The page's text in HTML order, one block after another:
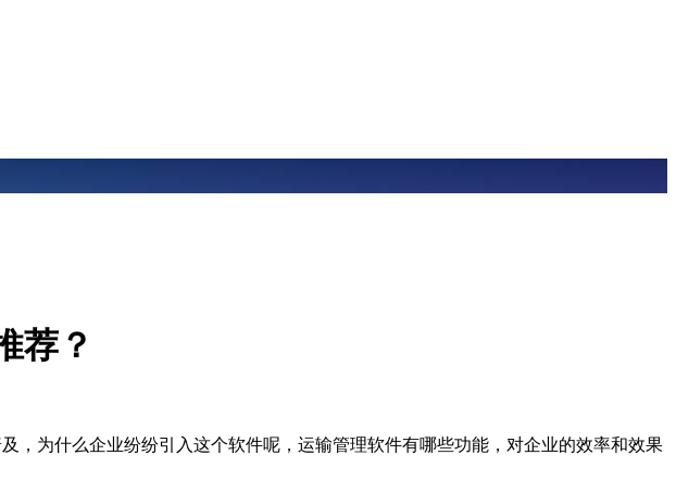
荐？
，为什么企业纷纷引入这个软件呢，运输管理软件有哪些功能，对企业的效率和效果